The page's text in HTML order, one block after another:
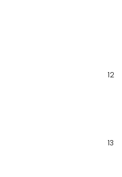
12
13